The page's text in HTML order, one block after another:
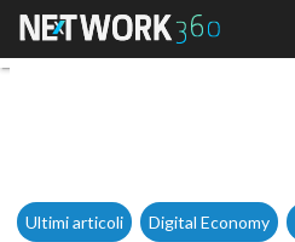
Un
Ultimi articoli Digital Economy